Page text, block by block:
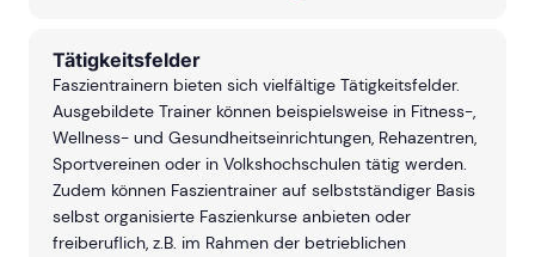
Tätigkeitsfelder
Faszientrainern bieten sich vielfältige Tätigkeitsfelder.
Ausgebildete Trainer können beispielsweise in Fitness-,
Wellness- und Gesundheitseinrichtungen, Rehazentren,
Sportvereinen oder in Volkshochschulen tätig werden.
Zudem können Faszientrainer auf selbstständiger Basis
selbst organisierte Faszienkurse anbieten oder
freiberuflich, z.B. im Rahmen der betrieblichen